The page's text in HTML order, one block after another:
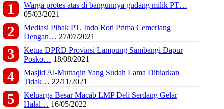
Warga protes atas di bangunnya gudang milik PT…
05/03/2021
Mediasi Pihak PT. Indo Roti Prima Cemerlang
Dengan… 27/07/2021
Ketua DPRD Provinsi Lampung Sambangi Dapur
Posko… 18/08/2021
Masjid Al-Muttaqin Yang Sudah Lama Dibiarkan
Tidak… 22/11/2021
Keluarga Besar Macab LMP Deli Serdang Gelar
Halal… 16/05/2022